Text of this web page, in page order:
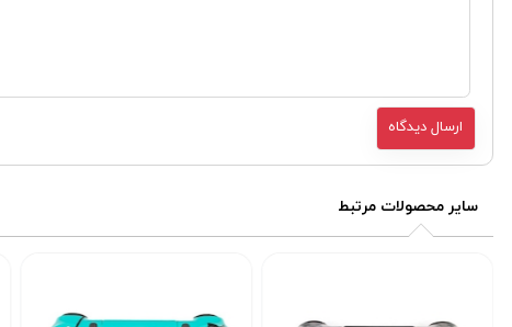
سایر محصولات مرتبط